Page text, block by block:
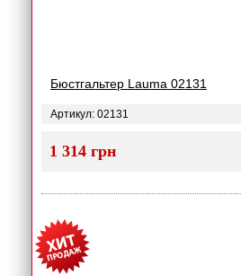
Бюстгальтер Lauma 02131
Артикул: 02131
1 314 грн